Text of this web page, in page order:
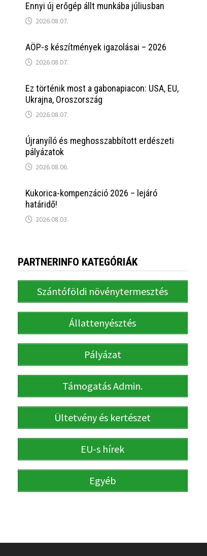
Ennyi új erőgép állt munkába júliusban
2026.08.07.
AÖP-s készítmények igazolásai – 2026
2026.08.07.
Ez történik most a gabonapiacon: USA, EU,
Ukrajna, Oroszország
2026.08.07.
Újranyíló és meghosszabbított erdészeti
pályázatok
2026.08.06.
Kukorica-kompenzáció 2026 – lejáró
határidő!
2026.08.03.
PARTNERINFO KATEGÓRIÁK
Szántóföldi növénytermesztés
Állattenyésztés
Pályázat
Támogatás Admin.
Ültetvény és kertészet
EU-s hírek
Egyéb